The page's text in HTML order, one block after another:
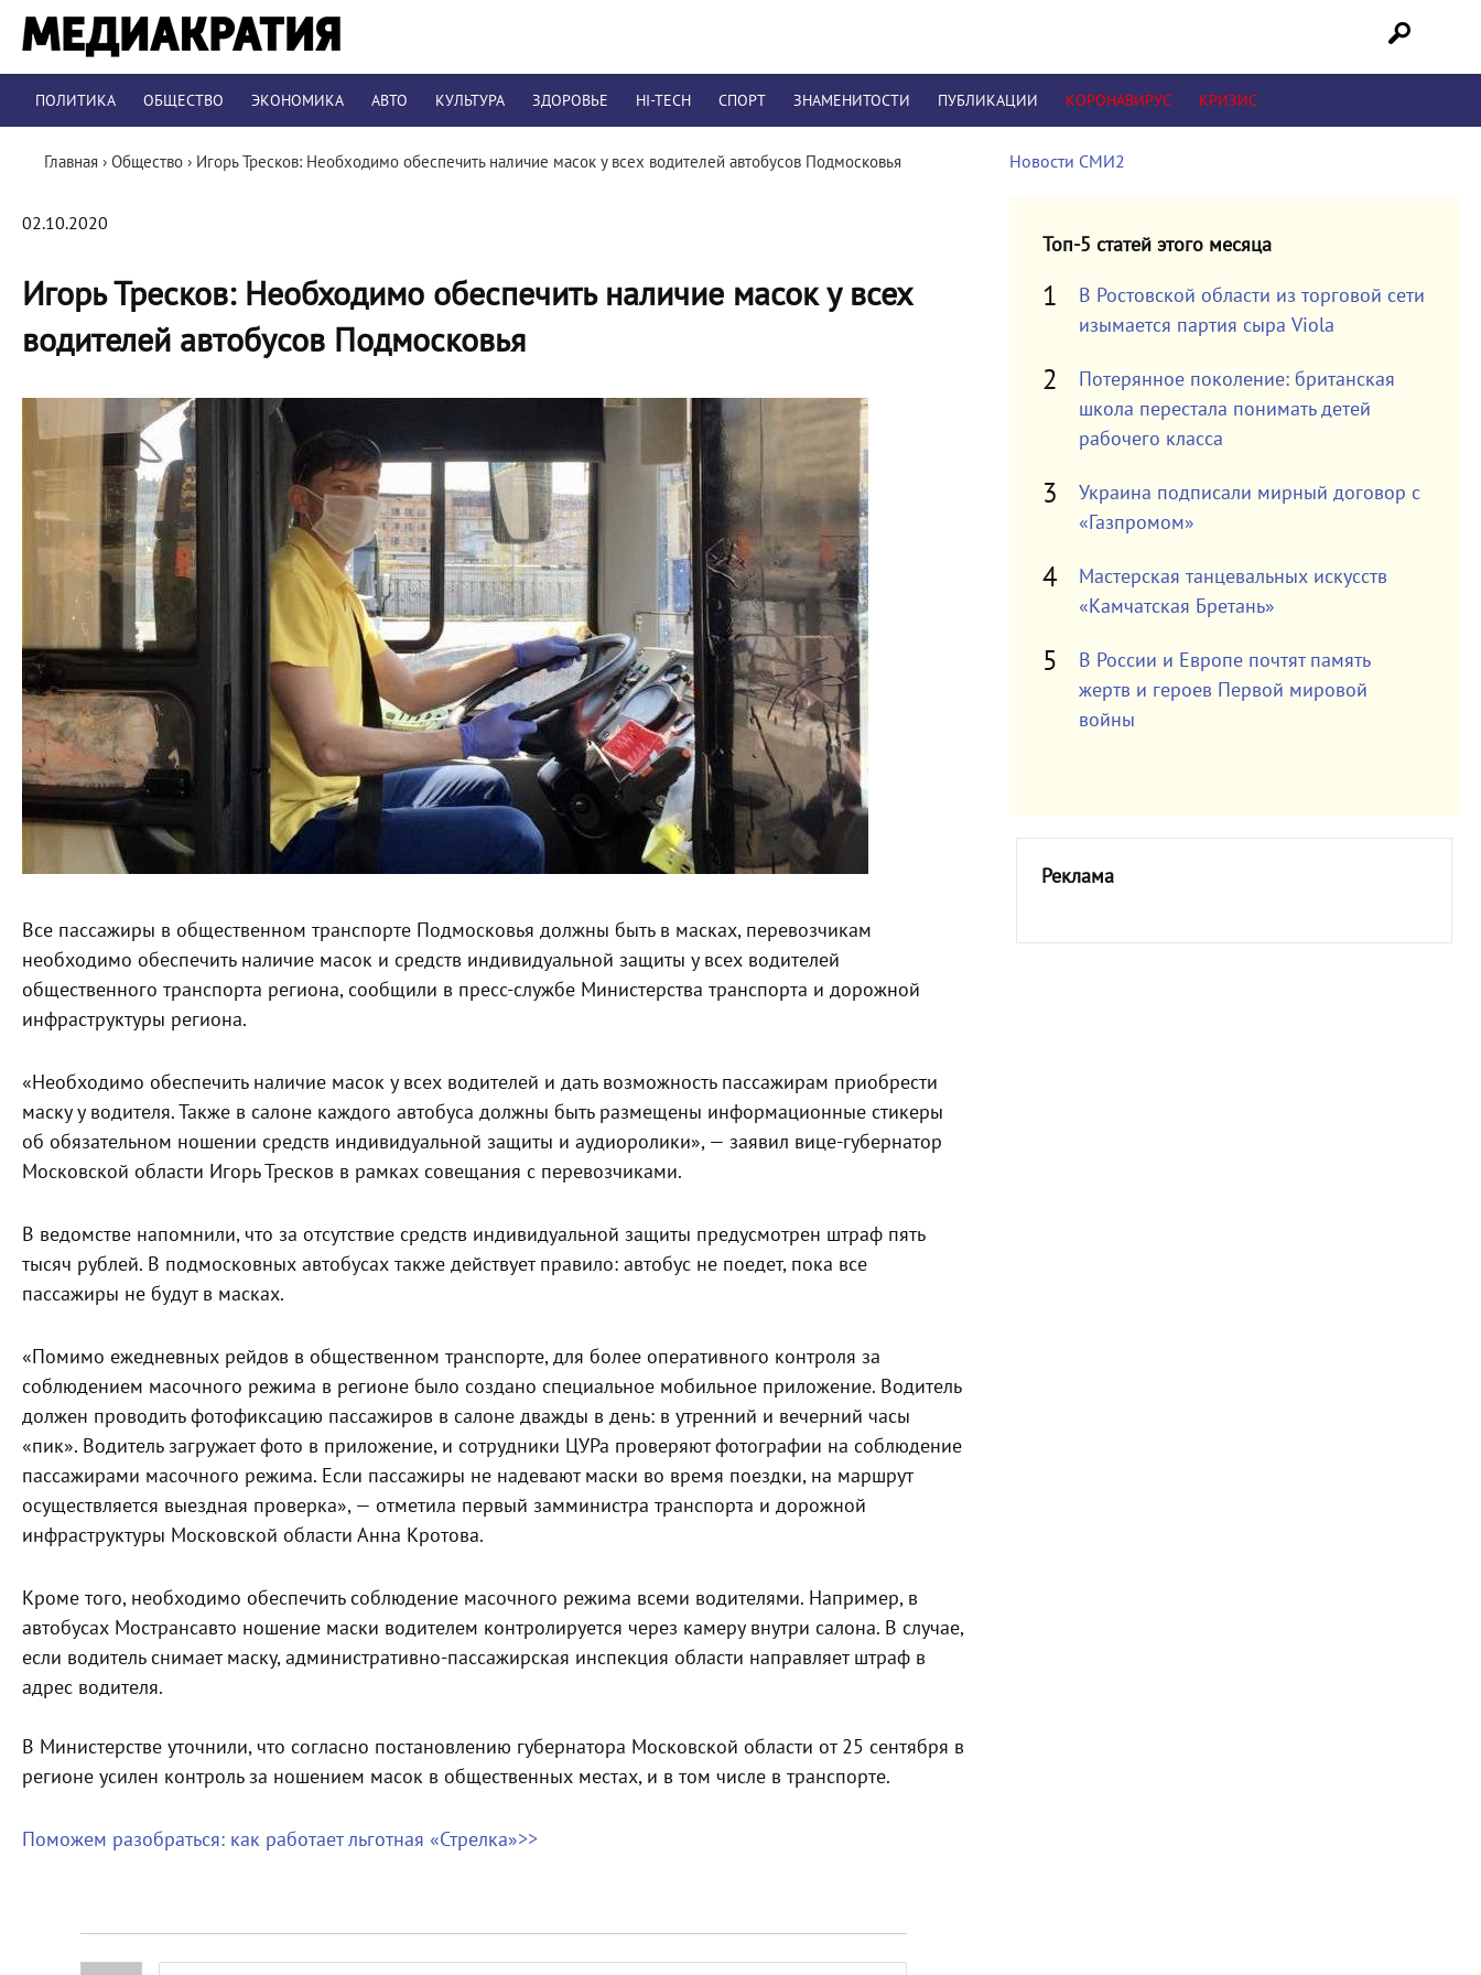
ПОЛИТИКА ОБЩЕСТВО ЭКОНОМИКА АВТО КУЛЬТУРА ЗДОРОВЬЕ HI-TECH СПОРТ ЗНАМЕНИТОСТИ ПУБЛИКАЦИИ КОРОНАВИРУС КРИЗИС
Главная › Общество › Игорь Тресков: Необходимо обеспечить наличие масок у всех водителей автобусов Подмосковья
02.10.2020
Игорь Тресков: Необходимо обеспечить наличие масок у всех
водителей автобусов Подмосковья
Все пассажиры в общественном транспорте Подмосковья должны быть в масках, перевозчикам
необходимо обеспечить наличие масок и средств индивидуальной защиты у всех водителей
общественного транспорта региона, сообщили в пресс-службе Министерства транспорта и дорожной
инфраструктуры региона.
«Необходимо обеспечить наличие масок у всех водителей и дать возможность пассажирам приобрести
маску у водителя. Также в салоне каждого автобуса должны быть размещены информационные стикеры
об обязательном ношении средств индивидуальной защиты и аудиоролики», — заявил вице-губернатор
Московской области Игорь Тресков в рамках совещания с перевозчиками.
В ведомстве напомнили, что за отсутствие средств индивидуальной защиты предусмотрен штраф пять
тысяч рублей. В подмосковных автобусах также действует правило: автобус не поедет, пока все
пассажиры не будут в масках.
«Помимо ежедневных рейдов в общественном транспорте, для более оперативного контроля за
соблюдением масочного режима в регионе было создано специальное мобильное приложение. Водитель
должен проводить фотофиксацию пассажиров в салоне дважды в день: в утренний и вечерний часы
«пик». Водитель загружает фото в приложение, и сотрудники ЦУРа проверяют фотографии на соблюдение
пассажирами масочного режима. Если пассажиры не надевают маски во время поездки, на маршрут
осуществляется выездная проверка», — отметила первый замминистра транспорта и дорожной
инфраструктуры Московской области Анна Кротова.
Кроме того, необходимо обеспечить соблюдение масочного режима всеми водителями. Например, в
автобусах Мострансавто ношение маски водителем контролируется через камеру внутри салона. В случае,
если водитель снимает маску, административно-пассажирская инспекция области направляет штраф в
адрес водителя.
В Министерстве уточнили, что согласно постановлению губернатора Московской области от 25 сентября в
регионе усилен контроль за ношением масок в общественных местах, и в том числе в транспорте.
Поможем разобраться: как работает льготная «Стрелка»>>
Новости СМИ2
Топ-5 статей этого месяца
В Ростовской области из торговой сети
изымается партия сыра Viola
Потерянное поколение: британская
школа перестала понимать детей
рабочего класса
Украина подписали мирный договор с
«Газпромом»
Мастерская танцевальных искусств
«Камчатская Бретань»
В России и Европе почтят память
жертв и героев Первой мировой
войны
Реклама